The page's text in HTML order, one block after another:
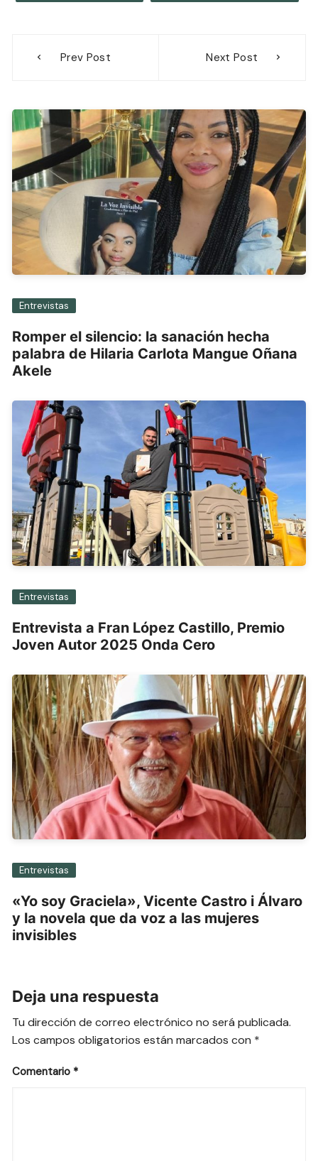
Prev Post Next Post
Entrevistas
Romper el silencio: la sanación hecha
palabra de Hilaria Carlota Mangue Oñana
Akele
Entrevistas
Entrevista a Fran López Castillo, Premio
Joven Autor 2025 Onda Cero
Entrevistas
«Yo soy Graciela», Vicente Castro i Álvaro
y la novela que da voz a las mujeres
invisibles
Deja una respuesta
Tu dirección de correo electrónico no será publicada.
Los campos obligatorios están marcados con *
Comentario *